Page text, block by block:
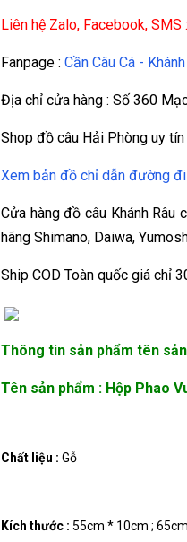
Liên hệ Zalo, Facebook, SMS :
Fanpage : Cần Câu Cá -
Địa chỉ cửa hàng : Số 360
Shop đồ câu Hải Phòng uy
Xem bản đồ chỉ dẫn đường đi
Cửa hàng đồ câu Khánh Râu
hãng Shimano, Daiwa,
Ship COD Toàn quốc giá chỉ
Thông tin sản phẩm tên
Tên sản phẩm : Hộp Phao
Chất liệu : Gỗ
Kích thước : 55cm * 10cm ;